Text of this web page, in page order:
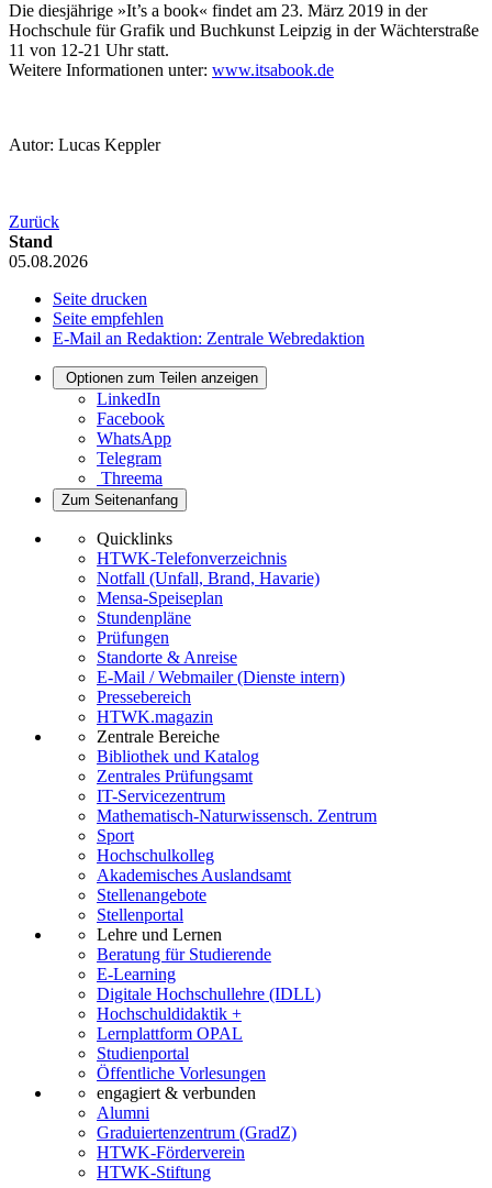
Die diesjährige »It’s a book« findet am 23. März 2019 in der
Hochschule für Grafik und Buchkunst Leipzig in der Wächterstraße
11 von 12-21 Uhr statt.
Weitere Informationen unter: www.itsabook.de
Autor: Lucas Keppler
Zurück
Stand
05.08.2026
Seite drucken
Seite empfehlen
E-Mail an Redaktion: Zentrale Webredaktion
Optionen zum Teilen anzeigen
LinkedIn
Facebook
WhatsApp
Telegram
Threema
Zum Seitenanfang
Quicklinks
HTWK-Telefonverzeichnis
Notfall (Unfall, Brand, Havarie)
Mensa-Speiseplan
Stundenpläne
Prüfungen
Standorte & Anreise
E-Mail / Webmailer (Dienste intern)
Pressebereich
HTWK.magazin
Zentrale Bereiche
Bibliothek und Katalog
Zentrales Prüfungsamt
IT-Servicezentrum
Mathematisch-Naturwissensch. Zentrum
Sport
Hochschulkolleg
Akademisches Auslandsamt
Stellenangebote
Stellenportal
Lehre und Lernen
Beratung für Studierende
E-Learning
Digitale Hochschullehre (IDLL)
Hochschuldidaktik +
Lernplattform OPAL
Studienportal
Öffentliche Vorlesungen
engagiert & verbunden
Alumni
Graduiertenzentrum (GradZ)
HTWK-Förderverein
HTWK-Stiftung